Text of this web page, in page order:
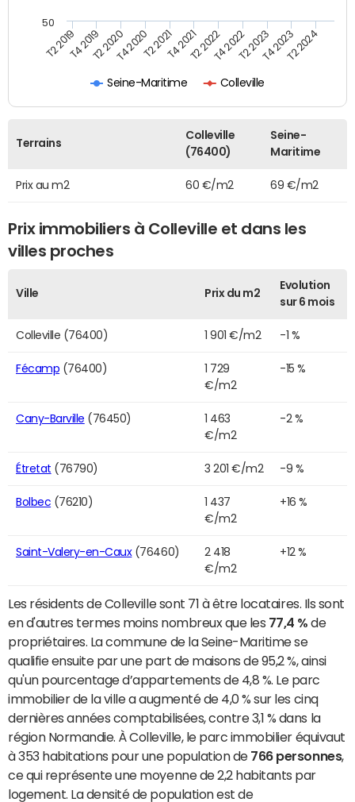
Seine-Maritime Colleville
T2 2019T4 2019T2 2020T4 2020T2 2021T4 2021T2 2022T4 2022T2 2023T4 2023T2 2024
50
Terrains
Colleville
(76400)
Seine-
Maritime
Prix au m2 60 €/m2 69 €/m2
Prix immobiliers à Colleville et dans les
villes proches
Ville Prix du m2
Evolution
sur 6 mois
Colleville (76400) 1 901 €/m2 -1 %
Fécamp (76400)
1 729
€/m2
-15 %
Cany-Barville (76450)
1 463
€/m2
-2 %
Étretat (76790) 3 201 €/m2 -9 %
Bolbec (76210)
1 437
€/m2
+16 %
Saint-Valery-en-Caux(76460)
2 418
€/m2
+12 %
Les résidents de Colleville sont 71 à être locataires. Ils sont
en d'autres termes moins nombreux que les 77,4 % de
propriétaires. La commune de la Seine-Maritime se
qualifie ensuite par une part de maisons de 95,2 %, ainsi
qu'un pourcentage d’appartements de 4,8 %. Le parc
immobilier de la ville a augmenté de 4,0 % sur les cinq
dernières années comptabilisées, contre 3,1 % dans la
région Normandie. À Colleville, le parc immobilier équivaut
à 353 habitations pour une population de 766 personnes,
ce qui représente une moyenne de 2,2 habitants par
logement. La densité de population est de